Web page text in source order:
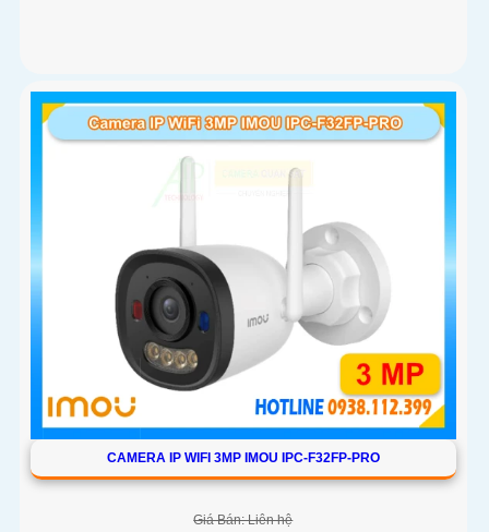
CAMERA IP WIFI 3MP IMOU IPC-F32FP-PRO
Giá Bán: Liên hệ